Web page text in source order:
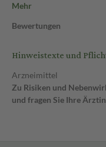
Mehr
Bewertungen
Hinweistexte und
Arzneimittel
Zu Risiken und
und fragen Sie Ihre